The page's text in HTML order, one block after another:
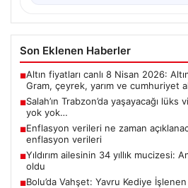
Son Eklenen Haberler
■Altın fiyatları canlı 8 Nisan 2026:
Gram, çeyrek, yarım ve cumhuriyet
■Salah’ın Trabzon’da yaşayacağı
yok yok…
■Enflasyon verileri ne zaman
enflasyon verileri
■Yıldırım ailesinin 34 yıllık mucizesi:
oldu
■Bolu’da Vahşet: Yavru Kediye